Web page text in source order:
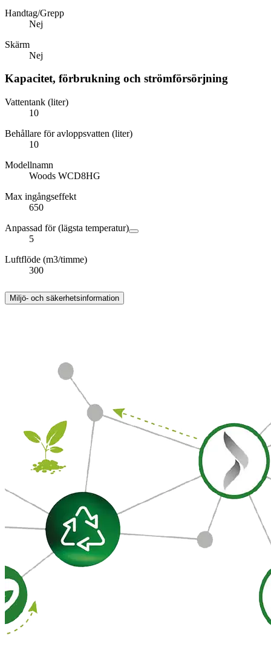
Handtag/Grepp
Nej
Skärm
Nej
Kapacitet, förbrukning och strömförsörjning
Vattentank (liter)
10
Behållare för avloppsvatten (liter)
10
Modellnamn
Woods WCD8HG
Max ingångseffekt
650
Anpassad för (lägsta temperatur)
5
Luftflöde (m3/timme)
300
Miljö- och säkerhetsinformation